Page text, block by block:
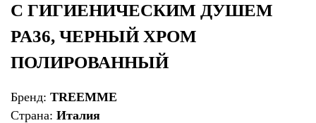
С ГИГИЕНИЧЕСКИМ ДУШЕМ
PA36, ЧЕРНЫЙ ХРОМ
ПОЛИРОВАННЫЙ
Бренд: TREEMME
Страна: Италия